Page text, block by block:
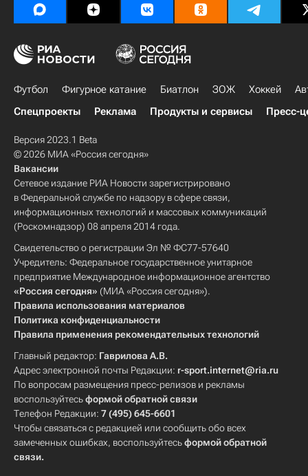
Футбол Фигурное катание Биатлон ЗОЖ Хоккей
Спецпроекты
Реклама Продукты и сервисы Пресс-
Версия 2023.1 Beta
© 2026 МИА «Россия сегодня»
Вакансии
Сетевое издание РИА Новости зарегистрировано
в Федеральной службе по надзору в сфере связи,
информационных технологий и массовых коммуникаций
(Роскомнадзор) 08 апреля 2014 года.
Свидетельство о регистрации Эл № ФС77-57640
Учредитель: Федеральное государственное унитарное
предприятие Международное информационное агентство
«Россия сегодня» (МИА «Россия сегодня»).
Правила использования материалов
Политика конфиденциальности
Правила применения рекомендательных технологий
Главный редактор: Гаврилова А.В.
Адрес электронной почты Редакции: r-sport.internet@ria.ru
По вопросам размещения пресс-релизов и рекламы
воспользуйтесьформой обратной связи
Телефон Редакции: 7 (495) 645-6601
Чтобы связаться с редакцией или сообщить обо всех
замеченных ошибках, воспользуйтесьформой обратной
связи.